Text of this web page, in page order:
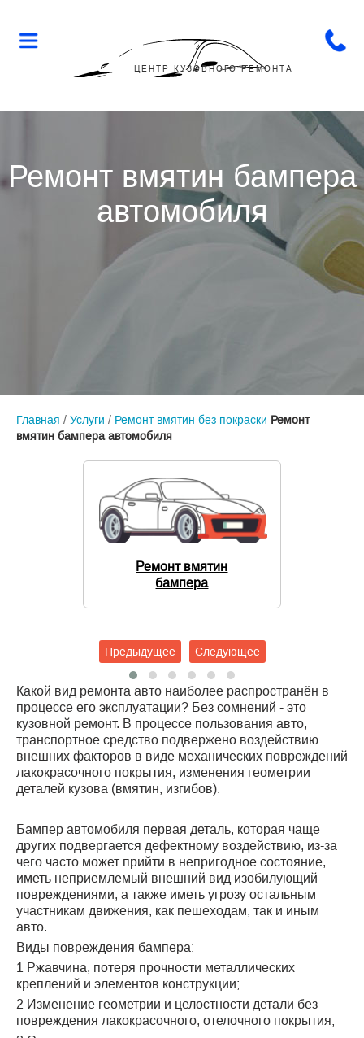
ЦЕНТР КУЗОВНОГО РЕМОНТА
Ремонт вмятин бампера
автомобиля
Главная / Услуги / Ремонт вмятин без покраски Ремонт
вмятин бампера автомобиля
Ремонт вмятин
бампера
Предыдущее Следующее
Какой вид ремонта авто наиболее распространён в
процессе его эксплуатации? Без сомнений - это
кузовной ремонт. В процессе пользования авто,
транспортное средство подвержено воздействию
внешних факторов в виде механических повреждений
лакокрасочного покрытия, изменения геометрии
деталей кузова (вмятин, изгибов).
Бампер автомобиля первая деталь, которая чаще
других подвергается дефектному воздействию, из-за
чего часто может прийти в непригодное состояние,
иметь неприемлемый внешний вид изобилующий
повреждениями, а также иметь угрозу остальным
участникам движения, как пешеходам, так и иным
авто.
Виды повреждения бампера:
1 Ржавчина, потеря прочности металлических
креплений и элементов конструкции;
2 Изменение геометрии и целостности детали без
повреждения лакокрасочного, отелочного покрытия;